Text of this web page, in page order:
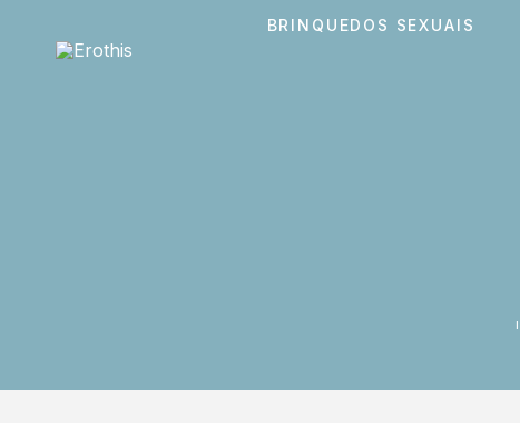
BRINQUEDOS SEXUAIS